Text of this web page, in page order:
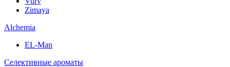
Zimaya
Alchemia
EL-Man
Селективные ароматы